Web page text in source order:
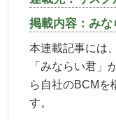
掲載内容：み
本連載記事には
「みならい君」
ら自社のBCMを
す。